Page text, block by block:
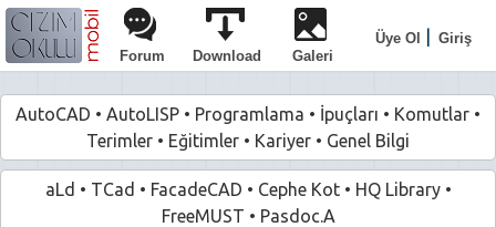
Üye Ol
Giriş
Forum
Download Galeri
AutoCAD • AutoLISP • Programlama • İpuçları • Komutlar •
Terimler • Eğitimler • Kariyer • Genel Bilgi
aLd • TCad • FacadeCAD • Cephe Kot• HQ Library•
FreeMUST • Pasdoc.A